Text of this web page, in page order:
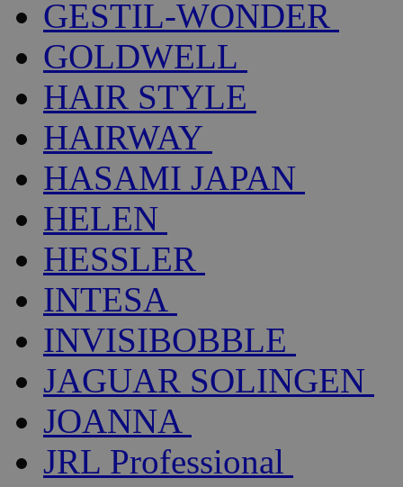
GESTIL-WONDER
GOLDWELL
HAIR STYLE
HAIRWAY
HASAMI JAPAN
HELEN
HESSLER
INTESA
INVISIBOBBLE
JAGUAR SOLINGEN
JOANNA
JRL Professional